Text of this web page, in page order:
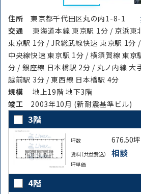
から探す
条件を絞
住所東京都千代田区丸の内1-8-1
交通
東海道本線 東京駅 1分 / 京浜東
東京駅 1分 / JR総武線快速 東京駅 1分
中央線快速 東京駅 1分 / 横須賀線 東京
分 / 銀座線 日本橋駅 2分 / 丸ノ内線 大
越前駅 3分 / 東西線 日本橋駅 4分
規模
地上19階 地下3階
竣⼯ 2003年10月 (新耐震基準ビル)
3階
坪数 676.50坪
賃料（共益費込） 相談
坪単価
4階